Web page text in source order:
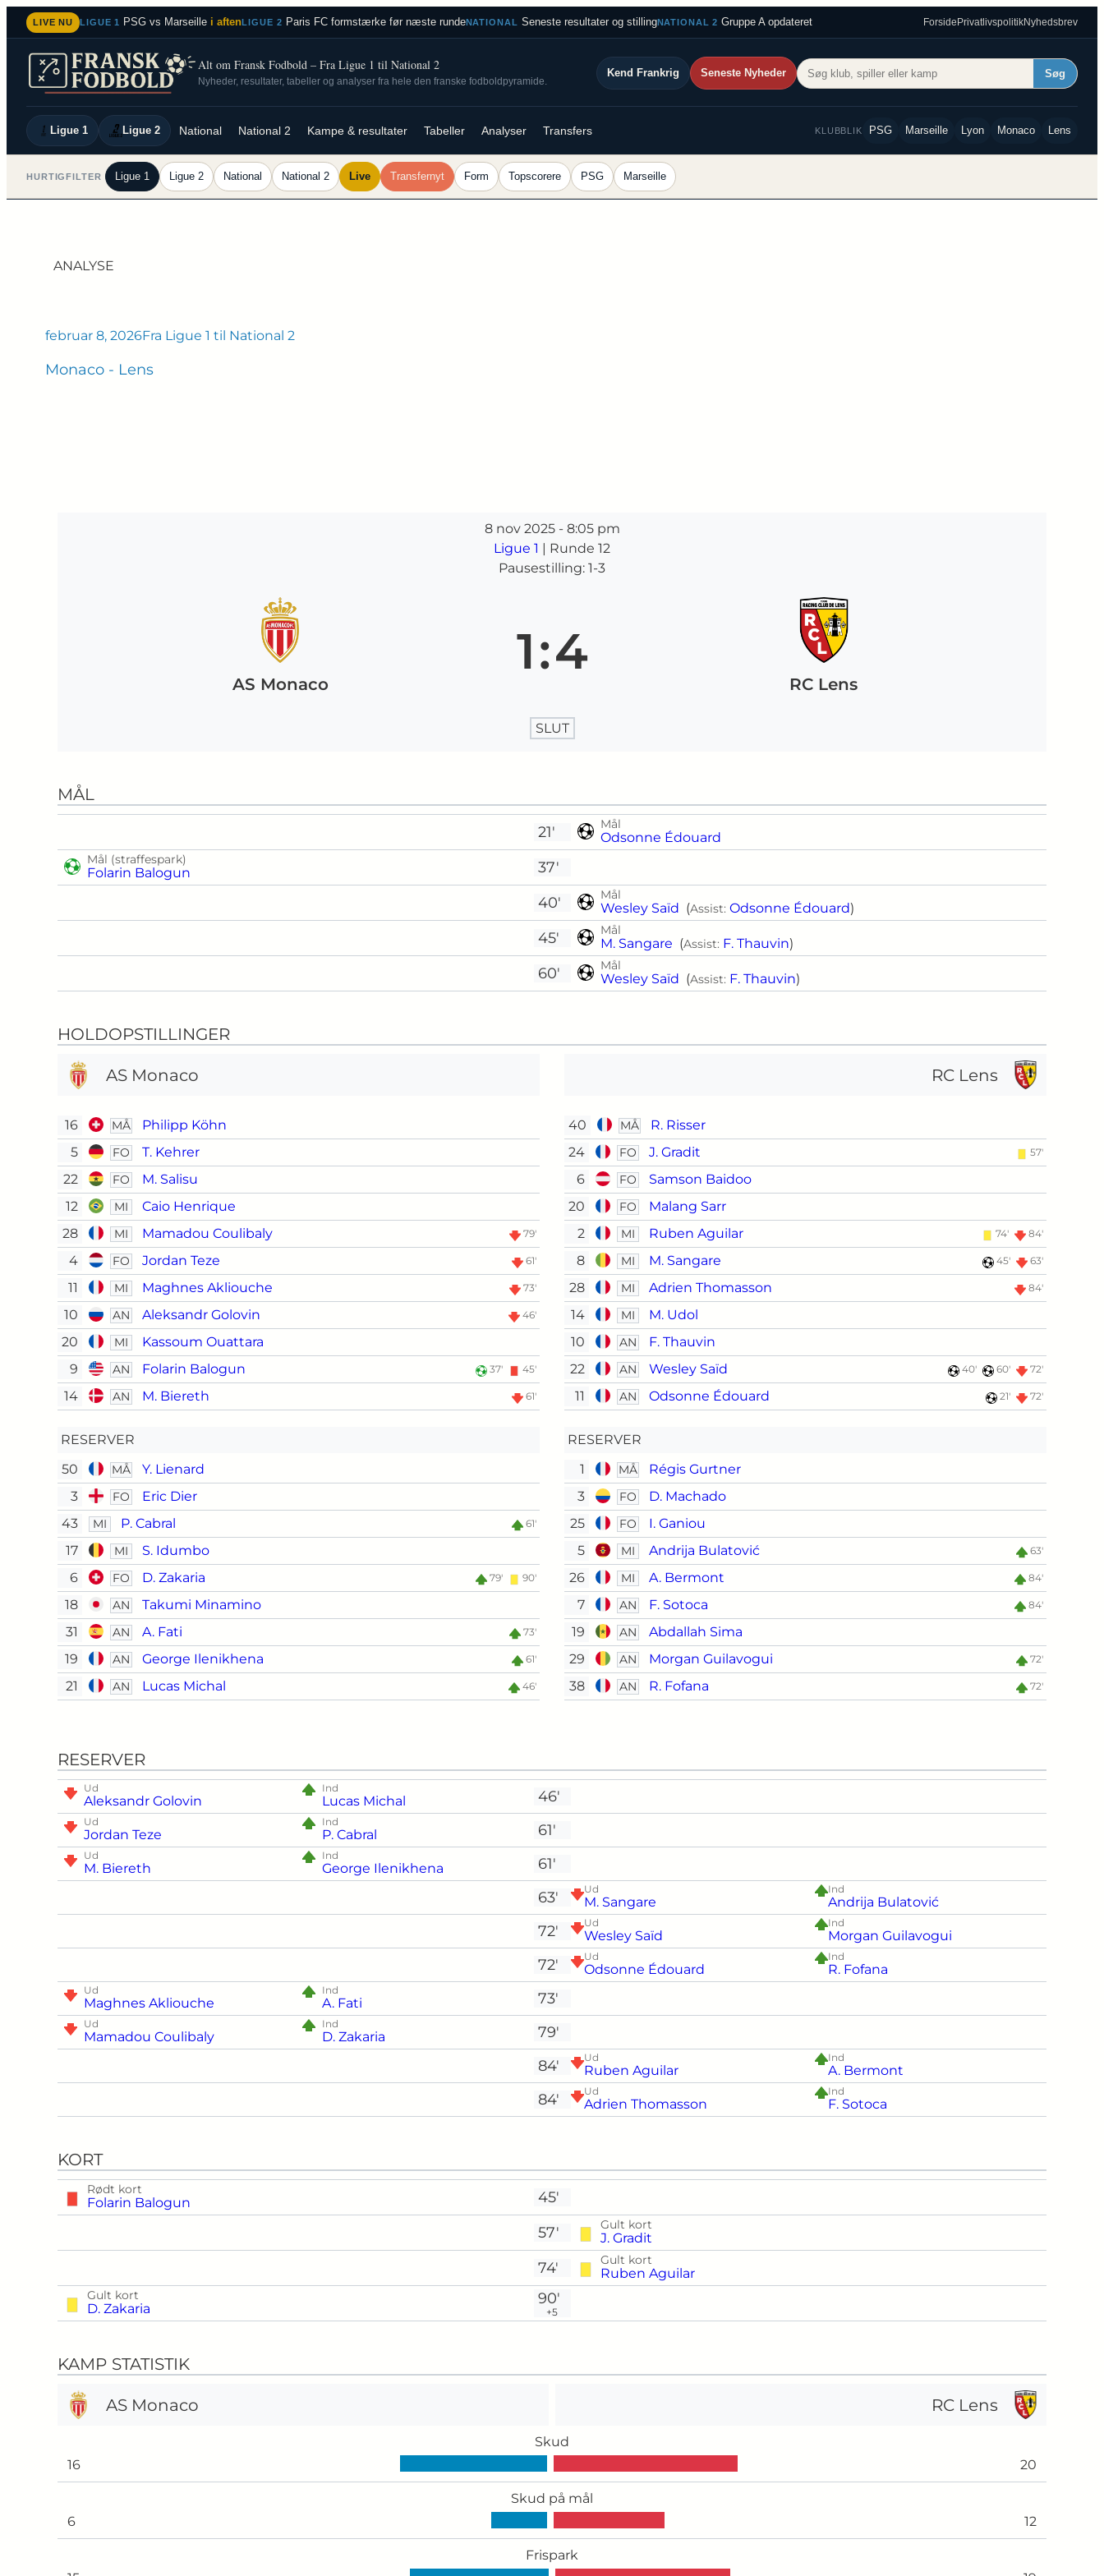
Spring
til
indhold
LIVE NU LIGUE 1 PSG vs Marseille i aftenLIGUE 2 Paris FC formstærke før næste rundeNATIONAL Seneste resultater og stillingNATIONAL 2 Gruppe A opdateret ForsidePrivatlivspolitikNyhedsbrev
Alt om Fransk Fodbold – Fra Ligue 1 til National 2
Nyheder, resultater, tabeller og analyser fra hele den franske fodboldpyramide.
Kend Frankrig Seneste Nyheder Søg
Ligue 1 Ligue 2 National National 2 Kampe & resultater Tabeller Analyser Transfers KLUBBLIK PSG Marseille Lyon Monaco Lens
HURTIGFILTER Ligue 1 Ligue 2 National National 2 Live Transfernyt Form Topscorere PSG Marseille
ANALYSE
februar 8, 2026Fra Ligue 1 til National 2
Monaco - Lens
8 nov 2025 - 8:05 pm
Ligue 1 | Runde 12
Pausestilling: 1-3
AS Monaco
1:4
RC Lens
SLUT
MÅL
21' Mål
Odsonne Édouard
Mål (straffespark)
Folarin Balogun
37'
40'
Mål
Wesley Saïd (Assist: Odsonne Édouard)
45' Mål
M. Sangare (Assist: F. Thauvin)
60' Mål
Wesley Saïd (Assist: F. Thauvin)
HOLDOPSTILLINGER
AS Monaco
16 MÅ
Philipp Köhn
5
FO
T. Kehrer
22
FO
M. Salisu
12
MI
Caio Henrique
28
MI Mamadou Coulibaly 79'
4 FO Jordan Teze 61'
11 MI Maghnes Akliouche 73'
10 AN Aleksandr Golovin 46'
20 MI
Kassoum Ouattara
9
AN Folarin Balogun 37' 45'
14 AN M. Biereth 61'
RESERVER
50
MÅ
Y. Lienard
3
FO
Eric Dier
43
MI P. Cabral 61'
17 MI
S. Idumbo
6
FO D. Zakaria 79' 90'
18 AN
Takumi Minamino
31
AN A. Fati 73'
19 AN George Ilenikhena 61'
21 AN Lucas Michal 46'
RC Lens
40 MÅ
R. Risser
24
FO J. Gradit 57'
6 FO
Samson Baidoo
20
FO
Malang Sarr
2
MI Ruben Aguilar 74' 84'
8 MI M. Sangare 45' 63'
28 MI Adrien Thomasson 84'
14 MI
M. Udol
10
AN
F. Thauvin
22
AN Wesley Saïd 40' 60' 72'
11 AN Odsonne Édouard 21' 72'
RESERVER
1
MÅ
Régis Gurtner
3
FO
D. Machado
25
FO
I. Ganiou
5
MI Andrija Bulatović 63'
26 MI A. Bermont 84'
7 AN F. Sotoca 84'
19 AN
Abdallah Sima
29
AN Morgan Guilavogui 72'
38 AN R. Fofana 72'
RESERVER
Ud
Aleksandr Golovin
Ind
Lucas Michal 46'
Ud
Jordan Teze
Ind
P. Cabral 61'
Ud
M. Biereth
Ind
George Ilenikhena
61'
63'
Ud
M. Sangare
Ind
Andrija Bulatović
72' Ud
Wesley Saïd
Ind
Morgan Guilavogui
72' Ud
Odsonne Édouard
Ind
R. Fofana
Ud
Maghnes Akliouche
Ind
A. Fati 73'
Ud
Mamadou Coulibaly
Ind
D. Zakaria
79'
84'
Ud
Ruben Aguilar
Ind
A. Bermont
84' Ud
Adrien Thomasson
Ind
F. Sotoca
KORT
Rødt kort
Folarin Balogun
45'
57'
Gult kort
J. Gradit
74' Gult kort
Ruben Aguilar
Gult kort
D. Zakaria
90'
+5
KAMP STATISTIK
AS Monaco RC Lens
Skud
16
20
Skud på mål
6
12
Frispark